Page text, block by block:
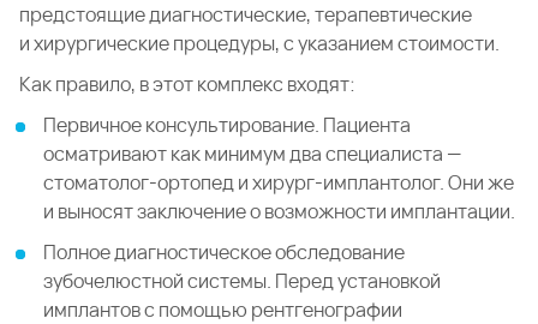
предстоящие диагностические, терапевтические
и хирургические процедуры, с указанием стоимости.
Как правило, в этот комплекс входят:
Первичное консультирование. Пациента
осматривают как минимум два специалиста —
стоматолог-ортопед и хирург-имплантолог. Они же
и выносят заключение о возможности имплантации.
Полное диагностическое обследование
зубочелюстной системы. Перед установкой
имплантов с помощью рентгенографии